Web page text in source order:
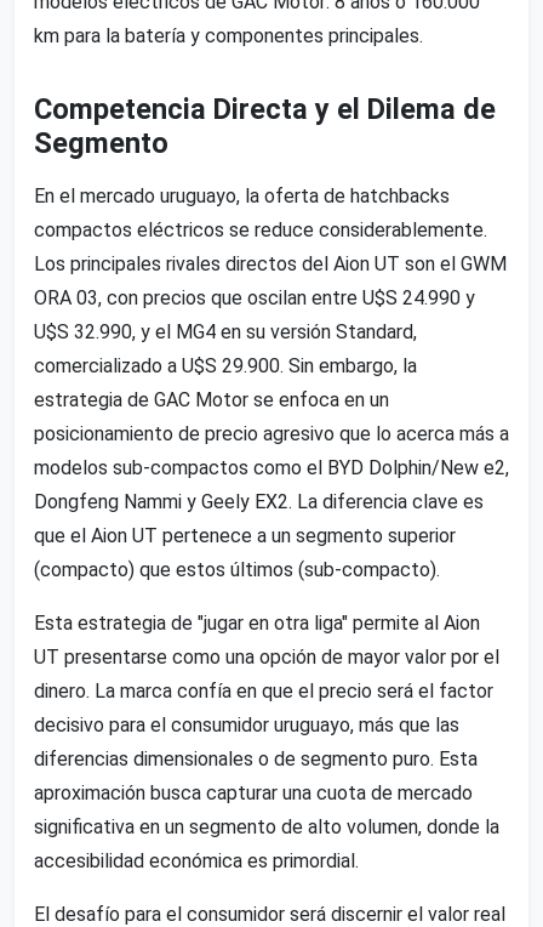
km para la batería y componentes principales.
Competencia Directa y el Dilema de
Segmento
En el mercado uruguayo, la oferta de hatchbacks
compactos eléctricos se reduce considerablemente.
Los principales rivales directos del Aion UT son el GWM
ORA 03, con precios que oscilan entre U$S 24.990 y
U$S 32.990, y el MG4 en su versión Standard,
comercializado a U$S 29.900. Sin embargo, la
estrategia de GAC Motor se enfoca en un
posicionamiento de precio agresivo que lo acerca más a
modelos sub-compactos como el BYD Dolphin/New e2,
Dongfeng Nammi y Geely EX2. La diferencia clave es
que el Aion UT pertenece a un segmento superior
(compacto) que estos últimos (sub-compacto).
Esta estrategia de "jugar en otra liga" permite al Aion
UT presentarse como una opción de mayor valor por el
dinero. La marca confía en que el precio será el factor
decisivo para el consumidor uruguayo, más que las
diferencias dimensionales o de segmento puro. Esta
aproximación busca capturar una cuota de mercado
significativa en un segmento de alto volumen, donde la
accesibilidad económica es primordial.
El desafío para el consumidor será discernir el valor real